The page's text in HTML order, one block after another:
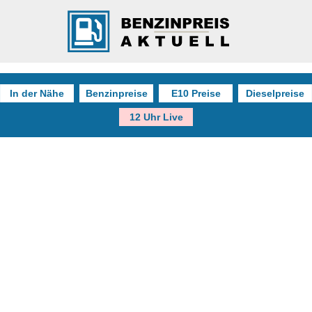
In der Nähe Benzinpreise E10 Preise Dieselpreise
12 Uhr Live